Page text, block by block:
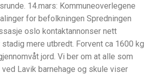
14.mars: Kommuneoverlegene
for befolkningen Spredningen
oslo kontaktannonser nett
mere utbredt. Forvent ca 1600 kg
jord. Vi ber om at alle som
ved Lavik barnehage og skule viser